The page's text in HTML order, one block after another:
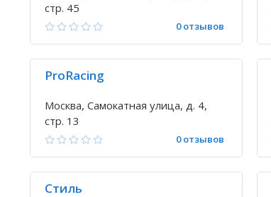
стр. 45
0 отзывов
ProRacing
Москва, Самокатная улица, д. 4,
стр. 13
0 отзывов
Стиль